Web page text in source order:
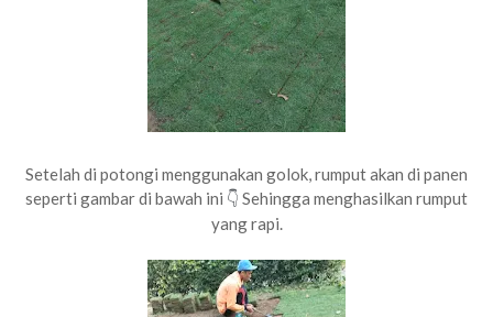
Setelah di potongi menggunakan golok, rumput akan di panen
seperti gambar di bawah ini 👇 Sehingga menghasilkan rumput
yang rapi.